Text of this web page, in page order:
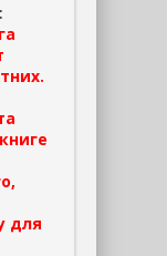
для